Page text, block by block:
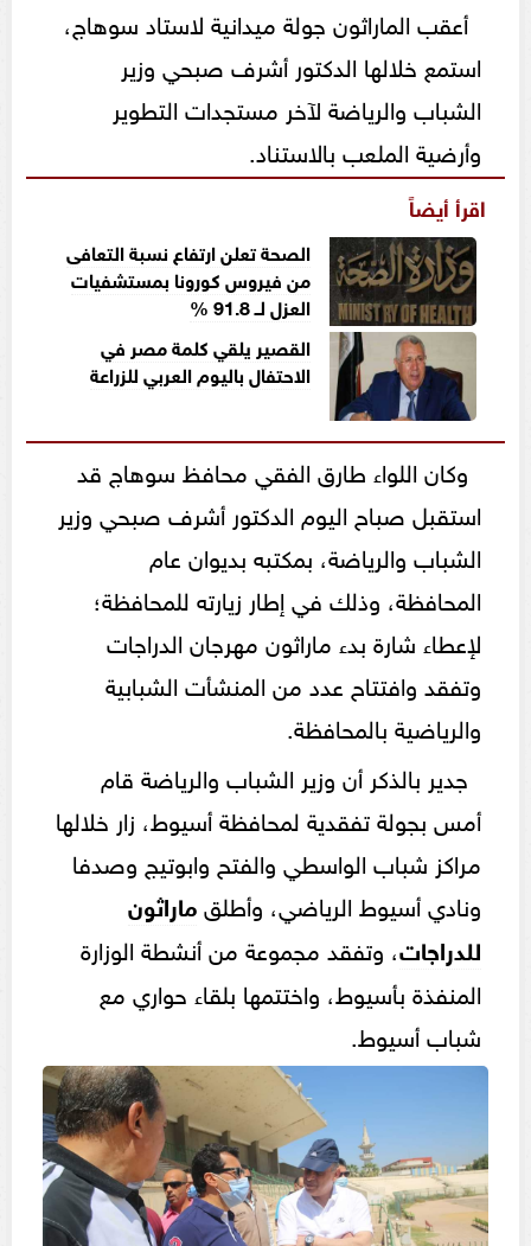
أعقب الماراثون جولة ميدانية لاستاد سوهاج،
استمع خلالها الدكتور أشرف صبحي وزير
الشباب والرياضة لآخر مستجدات التطوير
وأرضية الملعب بالاستناد.
اقرأ أيضاً
الصحة تعلن ارتفاع نسبة التعافى
من فيروس كورونا بمستشفيات
العزل لــ 91.8 %
القصير يلقي كلمة مصر في
الاحتفال باليوم العربي للزراعة
وكان اللواء طارق الفقي محافظ سوهاج قد
استقبل صباح اليوم الدكتور أشرف صبحي وزير
الشباب والرياضة، بمكتبه بديوان عام
المحافظة، وذلك في إطار زيارته للمحافظة؛
لإعطاء شارة بدء ماراثون مهرجان الدراجات
وتفقد وافتتاح عدد من المنشأت الشبابية
والرياضية بالمحافظة.
جدير بالذكر أن وزير الشباب والرياضة قام
أمس بجولة تفقدية لمحافظة أسيوط، زار خلالها
مراكز شباب الواسطي والفتح وابوتيج وصدفا
ونادي أسيوط الرياضي، وأطلقماراثون
للدراجات، وتفقد مجموعة من أنشطة الوزارة
المنفذة بأسيوط، واختتمها بلقاء حواري مع
شباب أسيوط.